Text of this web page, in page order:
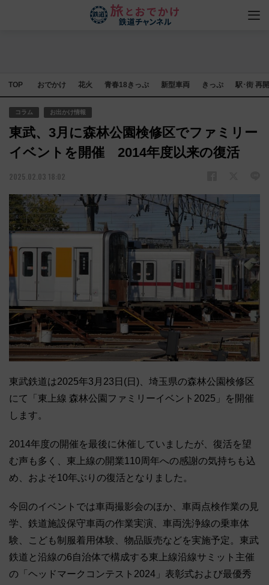
TOP おでかけ 花火 青春18きっぷ 新型車両 きっぷ 駅･街 再
コラム お出かけ情報
東武、3月に森林公園検修区でファミリー
イベントを開催 2014年度以来の復活
2025.02.03 18:02
東武鉄道は2025年3月23日(日)、埼玉県の森林公園検修区
にて「東上線 森林公園ファミリーイベント2025」を開催
します。
2014年度の開催を最後に休催していましたが、復活を望
む声も多く、東上線の開業110周年への感謝の気持ちも込
め、およそ10年ぶりの復活となりました。
今回のイベントでは車両撮影会のほか、車両点検作業の見
学、鉄道施設保守車両の作業実演、車両洗浄線の乗車体
験、こども制服着用体験、物品販売などを実施予定。東武
鉄道と沿線の6自治体で構成する東上線沿線サミット主催
の「ヘッドマークコンテスト2024」表彰式および最優秀